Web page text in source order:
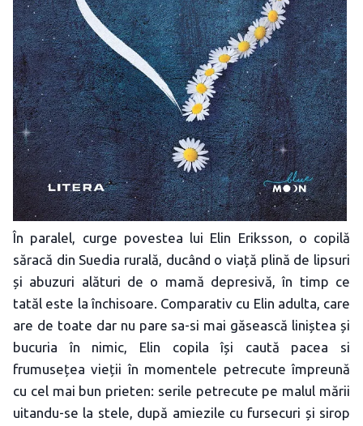
În paralel, curge povestea lui Elin Eriksson, o copilă
săracă din Suedia rurală, ducând o viață plină de lipsuri
și abuzuri alături de o mamă depresivă, în timp ce
tatăl este la închisoare. Comparativ cu Elin adulta, care
are de toate dar nu pare sa-si mai găsească liniștea și
bucuria în nimic, Elin copila își caută pacea si
frumusețea vieții în momentele petrecute împreună
cu cel mai bun prieten: serile petrecute pe malul mării
uitandu-se la stele, după amiezile cu fursecuri și sirop